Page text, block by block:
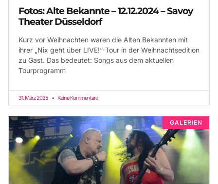
Fotos: Alte Bekannte – 12.12.2024 – Savoy
Theater Düsseldorf
Kurz vor Weihnachten waren die Alten Bekannten mit
ihrer „Nix geht über LIVE!“-Tour in der Weihnachtsedition
zu Gast. Das bedeutet: Songs aus dem aktuellen
Tourprogramm
31. März 2025 Keine Kommentare
GALERIEN